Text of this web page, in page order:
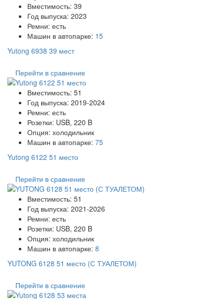
Вместимость: 39
Год выпуска: 2023
Ремни: есть
Машин в автопарке: 15
Yutong 6938 39 мест
Перейти в сравнение
Вместимость: 51
Год выпуска: 2019-2024
Ремни: есть
Розетки: USB, 220 B
Опция: холодильник
Машин в автопарке: 75
Yutong 6122 51 место
Перейти в сравнение
Вместимость: 51
Год выпуска: 2021-2026
Ремни: есть
Розетки: USB, 220 B
Опция: холодильник
Машин в автопарке: 8
YUTONG 6128 51 место (С ТУАЛЕТОМ)
Перейти в сравнение